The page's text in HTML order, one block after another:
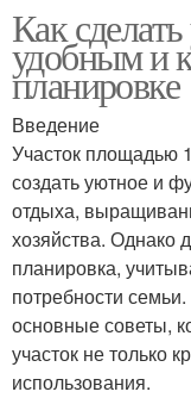
Как
удобным и
планировке
Введение
Участок площадью
создать уютное и
отдыха,
хозяйства. Однако
планировка,
потребности
основные советы,
участок не только
использования.